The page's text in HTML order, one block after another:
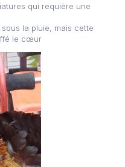
qui requière une
la pluie, mais cette
le cœur